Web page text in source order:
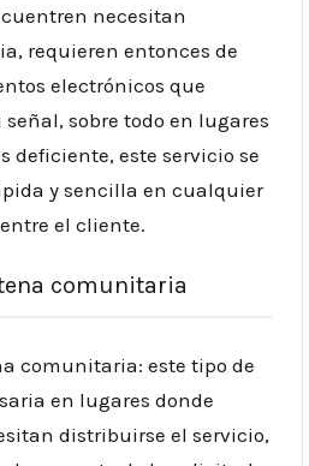
necesitan
requieren entonces de
electrónicos que
sobre todo en lugares
deficiente, este servicio se
y sencilla en cualquier
el cliente.
comunitaria
comunitaria: este tipo de
en lugares donde
distribuirse el servicio,